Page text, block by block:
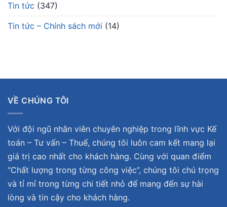
Tin tức (347)
Tin tức – Chính sách mới (14)
VỀ CHÚNG TÔI
Với đội ngũ nhân viên chuyên nghiệp trong lĩnh vực Kế
toán – Tư vấn – Thuế, chúng tôi luôn cam kết mang lại
giá trị cao nhất cho khách hàng. Cùng với quan điểm
“Chất lượng trong từng công việc”, chúng tôi chú trọng
và tỉ mỉ trong từng chi tiết nhỏ để mang đến sự hài
lòng và tin cậy cho khách hàng.